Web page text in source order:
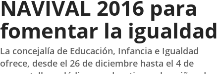
NAVIVAL 2016 para
fomentar la igualdad
La concejalía de Educación, Infancia e Igualdad
ofrece, desde el 26 de diciembre hasta el 4 de